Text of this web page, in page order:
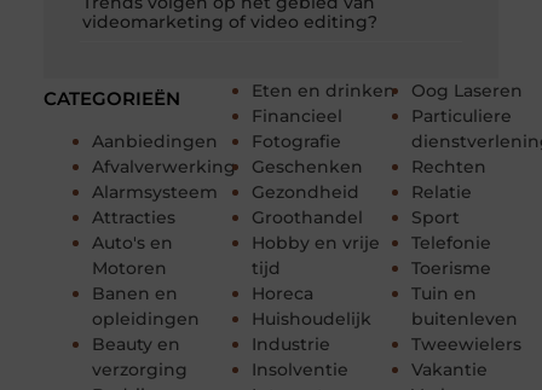
CATEGORIEËN
Aanbiedingen
Afvalverwerking
Alarmsysteem
Attracties
Auto's en
Motoren
Banen en
opleidingen
Beauty en
verzorging
Eten en drinken
Financieel
Fotografie
Geschenken
Gezondheid
Groothandel
Hobby en vrije
tijd
Horeca
Huishoudelijk
Industrie
Insolventie
Oog Laseren
Particuliere
Rechten
Relatie
Sport
Telefonie
Toerisme
Tuin en
buitenleven
Tweewielers
Vakantie
videomarketing of video editing?